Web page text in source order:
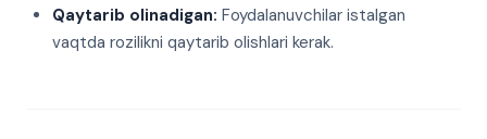
Qaytarib olinadigan: Foydalanuvchilar istalgan
vaqtda rozilikni qaytarib olishlari kerak.